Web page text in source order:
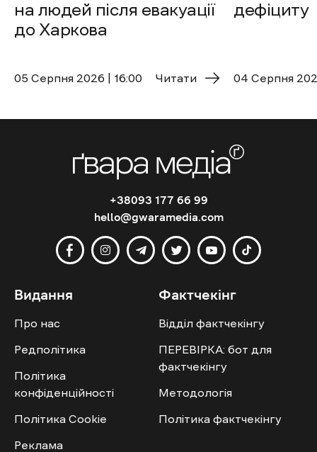
на людей після евакуації
до Харкова
05 Cерпня 2026 | 16:00 Читати
дефіциту
04 Cерпня
+38093 177 66 99
hello@gwaramedia.com
Видання
Про нас
Редполітика
Політика
конфіденційності
Політика Cookie
Реклама
Фактчекінг
Відділ фактчекінгу
ПЕРЕВІРКА: бот для
фактчекінгу
Методологія
Політика фактчекінгу